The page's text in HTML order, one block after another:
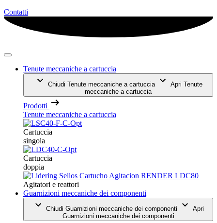
Contatti
Tenute meccaniche a cartuccia
Chiudi Tenute meccaniche a cartuccia
Apri Tenute
meccaniche a cartuccia
Prodotti
Tenute meccaniche a cartuccia
Cartuccia
singola
Cartuccia
doppia
Agitatori e reattori
Guarnizioni meccaniche dei componenti
Chiudi Guarnizioni meccaniche dei componenti
Apri
Guarnizioni meccaniche dei componenti